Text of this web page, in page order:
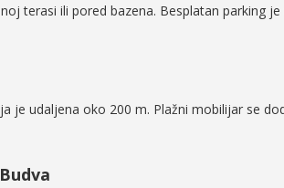
terasi ili pored bazena. Besplatan parking
je udaljena oko 200 m. Plažni mobilijar se